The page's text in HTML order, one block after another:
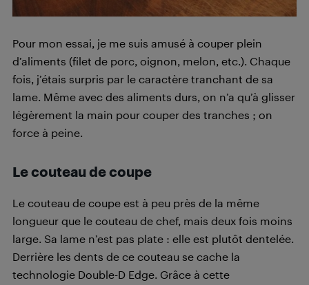
Pour mon essai, je me suis amusé à couper plein
d’aliments (filet de porc, oignon, melon, etc.). Chaque
fois, j’étais surpris par le caractère tranchant de sa
lame. Même avec des aliments durs, on n’a qu’à glisser
légèrement la main pour couper des tranches ; on
force à peine.
Le couteau de coupe
Le couteau de coupe est à peu près de la même
longueur que le couteau de chef, mais deux fois moins
large. Sa lame n’est pas plate : elle est plutôt dentelée.
Derrière les dents de ce couteau se cache la
technologie Double-D Edge. Grâce à cette